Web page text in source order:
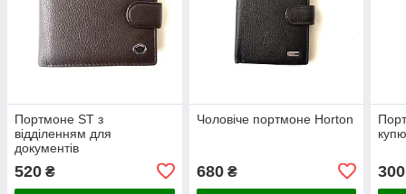
Портмоне ST з
відділенням для
документів
520 ₴
Чоловіче портмоне Horton
680₴ 300